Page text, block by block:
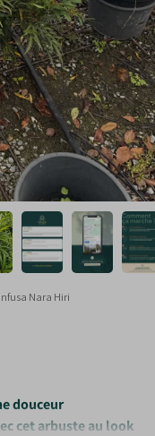
Nara Hiri
douceur
cet arbuste au look